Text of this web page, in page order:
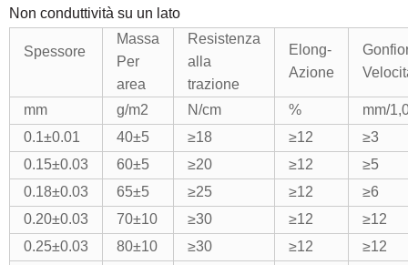
Non conduttività su un lato
Spessore
Massa
Per
area
Resistenza
alla
trazione
Elong-
Azione
mm g/m2 N/cm %
mm/
0.1±0.01 40±5 ≥18 ≥12 ≥3
0.15±0.03 60±5 ≥20 ≥12 ≥5
0.18±0.03 65±5 ≥25 ≥12 ≥6
0.20±0.03 70±10 ≥30 ≥12 ≥12
0.25±0.03 80±10 ≥30 ≥12 ≥12